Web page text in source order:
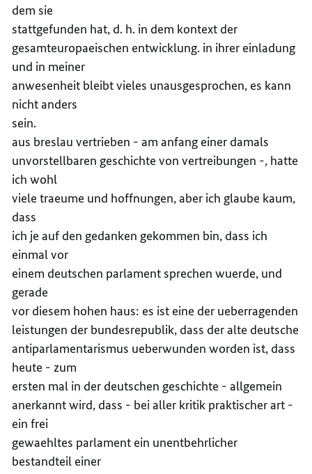
dem sie
stattgefunden hat, d. h. in dem kontext der
gesamteuropaeischen entwicklung. in ihrer einladung
und in meiner
anwesenheit bleibt vieles unausgesprochen, es kann
nicht anders
sein.
aus breslau vertrieben - am anfang einer damals
unvorstellbaren geschichte von vertreibungen -, hatte
ich wohl
viele traeume und hoffnungen, aber ich glaube kaum,
dass
ich je auf den gedanken gekommen bin, dass ich
einmal vor
einem deutschen parlament sprechen wuerde, und
gerade
vor diesem hohen haus: es ist eine der ueberragenden
leistungen der bundesrepublik, dass der alte deutsche
antiparlamentarismus ueberwunden worden ist, dass
heute - zum
ersten mal in der deutschen geschichte - allgemein
anerkannt wird, dass - bei aller kritik praktischer art -
ein frei
gewaehltes parlament ein unentbehrlicher
bestandteil einer